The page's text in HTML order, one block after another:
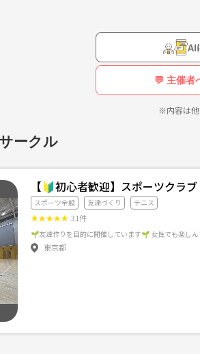
AI
💬 主催者
※内容は他
ークル
【🔰初心者歓迎】スポーツクラ
スポーツ全般 友達づくり テニス
★★★★★ 31件
東京都